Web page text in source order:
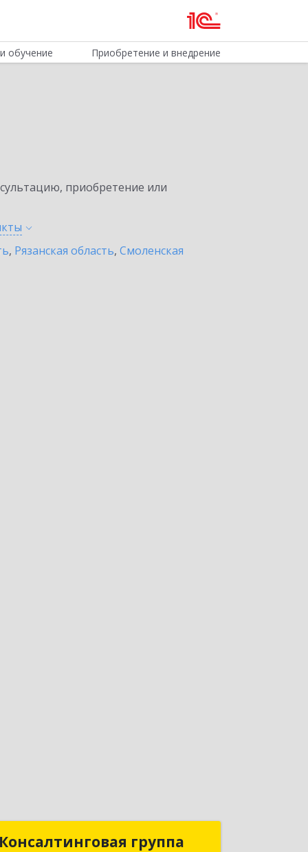
обучение Приобретение и внедрение
приобретение или
, Рязанская область, Смоленская
Консалтинговая группа
Консалтинговая группа